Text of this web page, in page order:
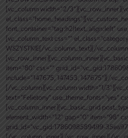
[vc_column width="2/
font_container="tag:h2|text_align:left"
[vc_column_text css=""
WSZYSTKIE[/vc_column_text][/
item="80" css=""
include="147675, 147453, 147675"][/
[/vc_column][vc_column width="1/
text="Felietony" use_theme_fonts="yes"
[vc_column_inner][vc_basic_grid
element_width="12" gap="0" item="98"
grid_id="vc_gid:1786098589499-